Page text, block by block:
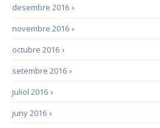
›
desembre 2016
›
novembre 2016
›
octubre 2016
›
setembre 2016
›
juliol 2016
›
juny 2016